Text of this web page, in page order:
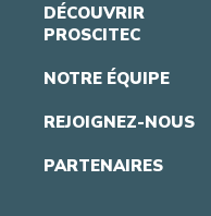
DÉCOUVRIR
PROSCITEC
NOTRE ÉQUIPE
REJOIGNEZ-NOUS
PARTENAIRES